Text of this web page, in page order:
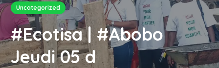
Uncategorized
#Ecotisa | #Abobo
Jeudi 05 d